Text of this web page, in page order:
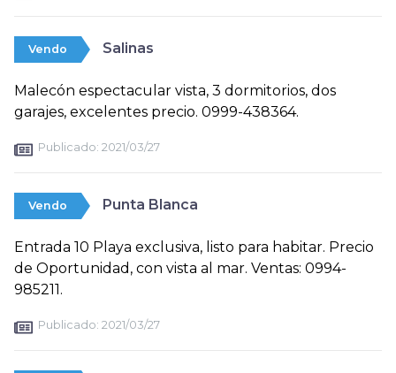
Vendo Salinas
Malecón espectacular vista, 3 dormitorios, dos
garajes, excelentes precio. 0999-438364.
Publicado: 2021/03/27
Vendo Punta Blanca
Entrada 10 Playa exclusiva, listo para habitar. Precio
de Oportunidad, con vista al mar. Ventas: 0994-
985211.
Publicado: 2021/03/27